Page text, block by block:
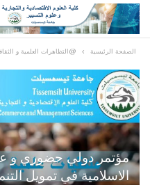
الصفحة الرئيسية @التظاهرات العلمية و
مؤتمر دولي حضوري و
الاسلامية في تمويل